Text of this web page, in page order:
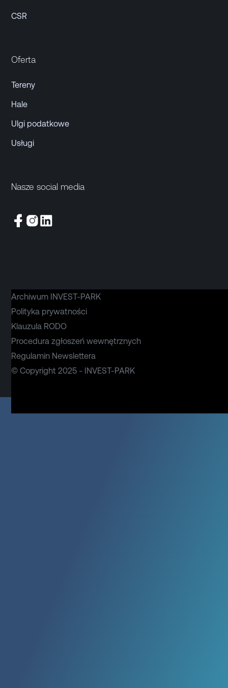
CSR
Oferta
Tereny
Hale
Ulgi podatkowe
Usługi
Nasze social media
© Copyright 2025 - INVEST-PARK
Archiwum INVEST-PARK
Polityka prywatności
Klauzula RODO
Procedura zgłoszeń wewnętrznych
Regulamin Newslettera